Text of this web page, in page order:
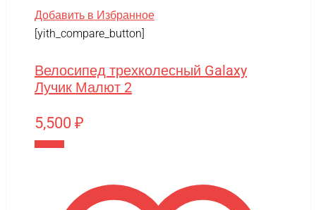
Добавить в Избранное
[yith_compare_button]
Велосипед трехколесный Galaxy
Лучик Малют 2
5,500 ₽